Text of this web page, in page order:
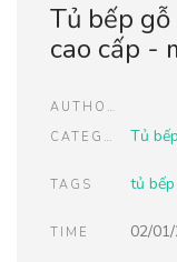
Tủ bếp
cao cấp -
AUTHOR
CATEGORIES
Tủ
TAGS tủ
TIME 02/